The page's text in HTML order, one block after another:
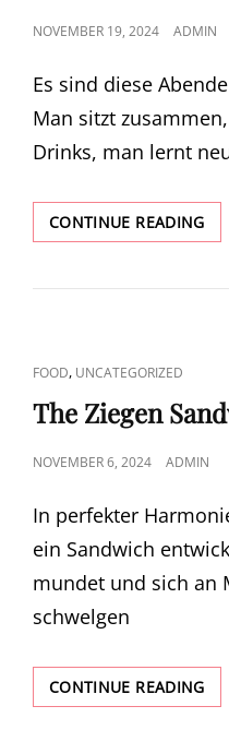
POSTED
NOVEMBER 19, 2024 ADMIN
Es sind diese
Man sitzt
Drinks, man lernt
CONTINUE READING
WE
CAT
LINKS
FOOD, UNCATEGORIZED
The Ziegen
POSTED
NOVEMBER 6, 2024 ADMIN
In perfekter
ein Sandwich
mundet und sich an
schwelgen
CONTINUE READINGTHE